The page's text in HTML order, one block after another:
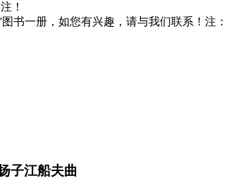
！
书一册，如您有兴趣，请与我们联系！注
子江船夫曲